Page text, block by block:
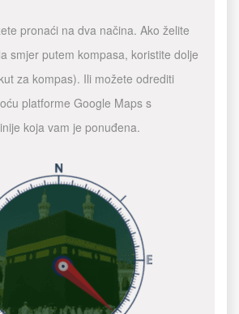
pronaći na dva načina. Ako želite
smjer putem kompasa, koristite dolje
za kompas). Ili možete odrediti
platforme Google Maps s
koja vam je ponuđena.